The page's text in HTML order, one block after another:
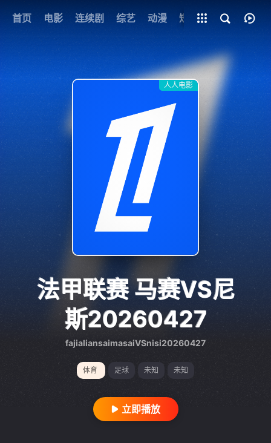
首页 电影 连续剧 综艺 动漫 短剧 网址
全部影片
人人电影
法甲联赛 马赛VS尼
斯20260427
fajialiansaimasaiVSnisi20260427
体育 足球 未知 未知
立即播放